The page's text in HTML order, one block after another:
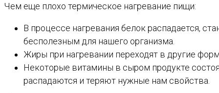
Чем еще плохо термическое нагревание пищи:
В процессе нагревания белок распадается,
бесполезным для нашего организма.
Жиры при нагревании переходят в другие
Некоторые витамины в сыром продукте
распадаются и теряют нужные нам свойства.